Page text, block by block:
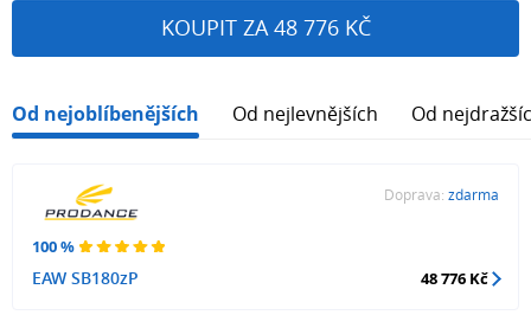
KOUPIT ZA 48 776 KČ
Od nejoblíbenějších Od nejlevnějších Od
100 %
EAW SB180zP
Doprava: zdarma
48 776 Kč